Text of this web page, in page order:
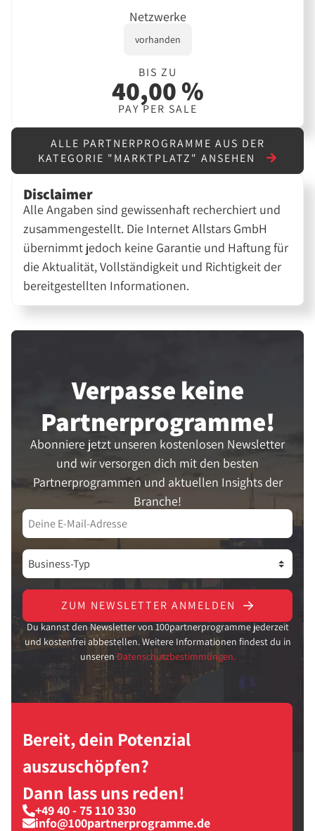
Netzwerke
vorhanden
BIS ZU
40,00 %
PAY PER SALE
ALLE PARTNERPROGRAMME AUS DER
KATEGORIE "MARKTPLATZ" ANSEHEN
Disclaimer
Alle Angaben sind gewissenhaft recherchiert und
zusammengestellt. Die Internet Allstars GmbH
übernimmt jedoch keine Garantie und Haftung für
die Aktualität, Vollständigkeit und Richtigkeit der
bereitgestellten Informationen.
Verpasse keine
Partner­programme!
Abonniere jetzt unseren kostenlosen Newsletter
und wir versorgen dich mit den besten
Partnerprogrammen und aktuellen Insights der
Branche!
ZUM NEWSLETTER ANMELDEN
Du kannst den Newsletter von 100partnerprogramme jederzeit
und kostenfrei abbestellen. Weitere Informationen findest du in
unseren Datenschutzbestimmungen.
Bereit, dein Potenzial
auszuschöpfen?
Dann lass uns reden!
+49 40 - 75 110 330
info@100partnerprogramme.de